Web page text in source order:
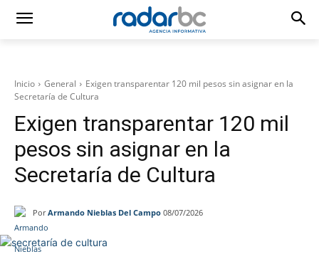
Inicio General
Exigen transparentar 120 mil pesos sin asignar en la
Secretaría de Cultura
Exigen transparentar 120 mil
pesos sin asignar en la
Secretaría de Cultura
Por Armando Nieblas Del Campo 08/07/2026